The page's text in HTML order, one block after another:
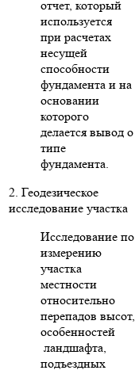
отчет, который
используется
при расчетах
несущей
способности
фундамента и на
основании
которого
делается вывод о
типе
фундамента.
2. Геодезическое
исследование участка
Исследование по
измерению
участка
местности
относительно
перепадов высот,
особенностей
ландшафта,
подъездных